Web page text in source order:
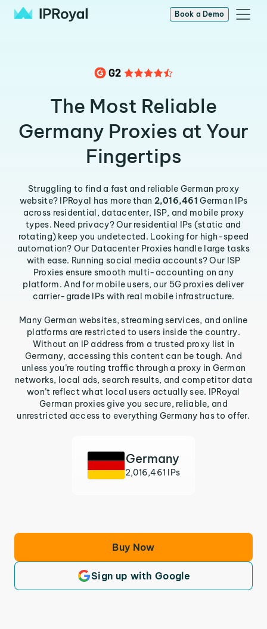
Book a Demo
The Most Reliable
Germany Proxies at Your
Fingertips
Struggling to find a fast and reliable German proxy
website? IPRoyal has more than 2,016,461German IPs
across residential, datacenter, ISP, and mobile proxy
types. Need privacy? Our residential IPs (static and
rotating) keep you undetected. Looking for high-speed
automation? Our Datacenter Proxies handle large tasks
with ease. Running social media accounts? Our ISP
Proxies ensure smooth multi-accounting on any
platform. And for mobile users, our 5G proxies deliver
carrier-grade IPs with real mobile infrastructure.
Many German websites, streaming services, and online
platforms are restricted to users inside the country.
Without an IP address from a trusted proxy list in
Germany, accessing this content can be tough. And
unless you’re routing traffic through a proxy in German
networks, local ads, search results, and competitor data
won’t reflect what local users actually see. IPRoyal
German proxies give you secure, reliable, and
unrestricted access to everything Germany has to offer.
Germany
2,016,461 IPs
Buy Now
Sign up with Google